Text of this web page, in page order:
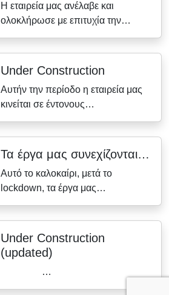
Η εταιρεία μας ανέλαβε και
ολοκλήρωσε με επιτυχία την…
Under Construction
Αυτήν την περίοδο η εταιρεία μας
κινείται σε έντονους…
Τα έργα μας συνεχίζονται…
Αυτό το καλοκαίρι, μετά το
lockdown, τα έργα μας…
Under Construction
(updated)
…